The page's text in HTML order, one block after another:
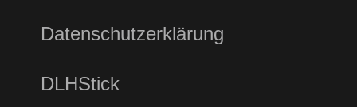
Datenschutzerklärung
DLHStick